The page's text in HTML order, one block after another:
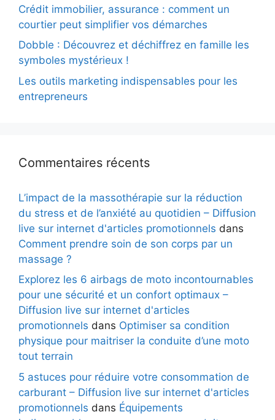
Crédit immobilier, assurance : comment un
courtier peut simplifier vos démarches
Dobble : Découvrez et déchiffrez en famille les
symboles mystérieux !
Les outils marketing indispensables pour les
entrepreneurs
Commentaires récents
L’impact de la massothérapie sur la réduction
du stress et de l’anxiété au quotidien – Diffusion
live sur internet d'articles promotionnels dans
Comment prendre soin de son corps par un
massage ?
Explorez les 6 airbags de moto incontournables
pour une sécurité et un confort optimaux –
Diffusion live sur internet d'articles
promotionnels dans Optimiser sa condition
physique pour maitriser la conduite d’une moto
tout terrain
5 astuces pour réduire votre consommation de
carburant – Diffusion live sur internet d'articles
promotionnels dans Équipements